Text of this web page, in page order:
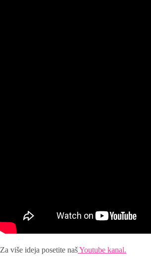
Za više ideja posetite našYoutube kanal.